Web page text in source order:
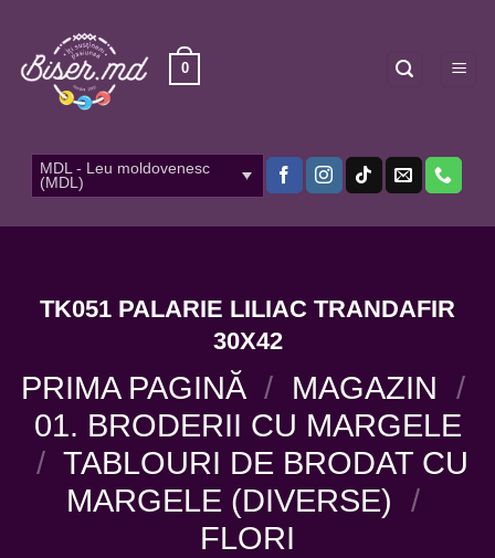
content
0
MDL - Leu moldovenesc
(MDL)
TK051 PALARIE LILIAC TRANDAFIR
30X42
PRIMA PAGINĂ / MAGAZIN /
01. BRODERII CU MARGELE
/ TABLOURI DE BRODAT CU
MARGELE (DIVERSE) /
FLORI